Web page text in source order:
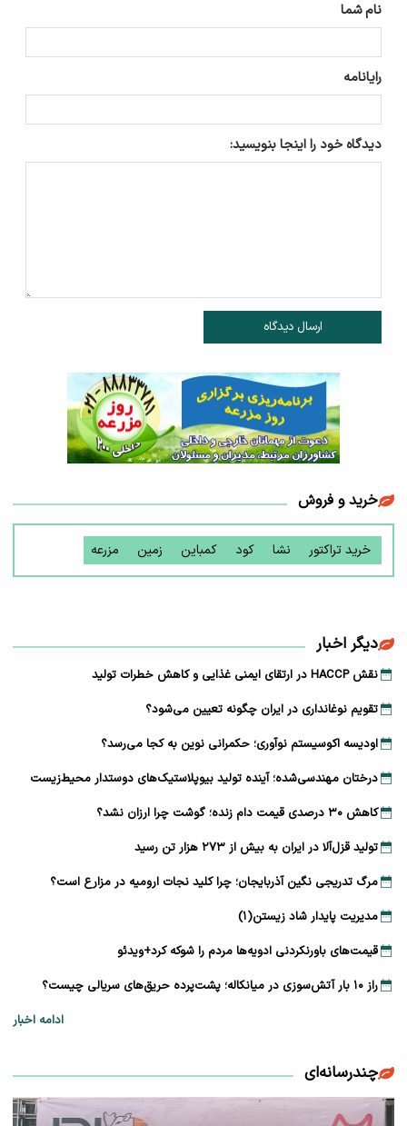
نام شما
رایانامه
دیدگاه خود را اینجا بنویسید:
ارسال دیدگاه
خرید و فروش
خرید تراکتور نشا کود کمباین زمین مزرعه
دیگر اخبار
نقش HACCP در ارتقای ایمنی غذایی و کاهش خطرات تولید
تقویم نوغانداری در ایران چگونه تعیین می‌شود؟
اودیسه اکوسیستم نوآوری؛ حکمرانی نوین به کجا می‌رسد؟
درختان مهندسی‌شده؛ آینده تولید بیوپلاستیک‌های دوستدار محیط‌زیست
کاهش ۳۰ درصدی قیمت دام زنده؛ گوشت چرا ارزان نشد؟
تولید قزل‌آلا در ایران به بیش از ۲۷۳ هزار تن رسید
مرگ تدریجی نگین آذربایجان؛ چرا کلید نجات ارومیه در مزارع است؟
مدیریت پایدار شاد زیستن(۱)
قیمت‌های باورنکردنی ادویه‌ها مردم را شوکه کرد+ویدئو
راز ۱۰ بار آتش‌سوزی در میانکاله؛ پشت‌پرده حریق‌های سریالی چیست؟
ادامه اخبار
چندرسانه‌ای